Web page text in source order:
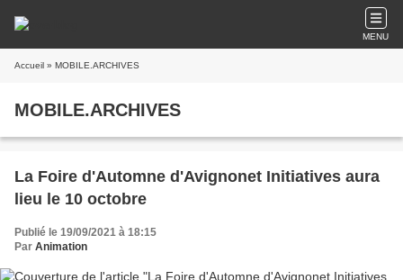
MENU
Accueil » MOBILE.ARCHIVES
MOBILE.ARCHIVES
La Foire d'Automne d'Avignonet Initiatives aura
lieu le 10 octobre
Publié le 19/09/2021 à 18:15
Par Animation